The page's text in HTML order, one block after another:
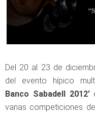
Del 20 al 23 de
del evento hípico
Banco Sabadell 2012’
varias competiciones